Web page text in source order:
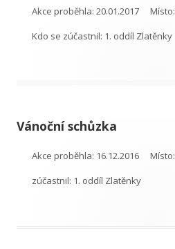
Akce proběhla: 20.01.2017 Místo:
Kdo se zúčastnil: 1. oddíl Zlatěnky
Vánoční schůzka
Akce proběhla: 16.12.2016 Místo:
zúčastnil: 1. oddíl Zlatěnky